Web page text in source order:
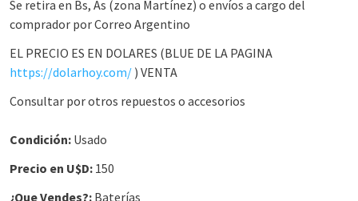
Se retira en Bs, As (zona Martínez) o envíos a cargo del
comprador por Correo Argentino
EL PRECIO ES EN DOLARES (BLUE DE LA PAGINA
https://dolarhoy.com/ ) VENTA
Consultar por otros repuestos o accesorios
Condición: Usado
Precio en U$D: 150
¿Que Vendes?: Baterías